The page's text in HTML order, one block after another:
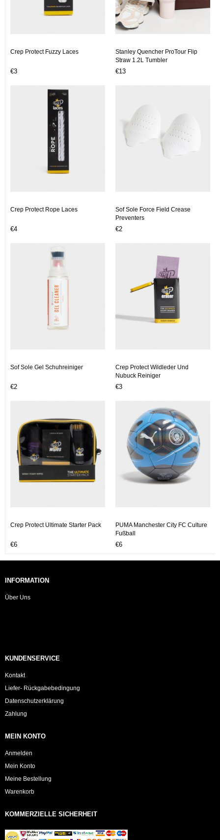
Crep Protect Fuzzy Laces
€3
Stanley Quencher ProTour Flip
Straw 1.2L Tumbler
€13
Crep Protect Rope Laces
€4
Sof Sole Force Field Crease
Preventers
€2
Sof Sole Gel Schuhreiniger
€2
Crep Protect Wildleder Und
Nubuck Reiniger
€3
Crep Protect Ultimate Starter Pack
€6
PUMA Manchester City FC Culture
Fußball
€6
INFORMATION
Über Uns
KUNDENSERVICE
Kontakt
Liefer- Rückgabebedingung
Datenschutzerklärung
Zahlung
MEIN KONTO
Anmelden
Mein Konto
Meine Bestellung
Warenkorb
KOMMERZIELLE SICHERHEIT